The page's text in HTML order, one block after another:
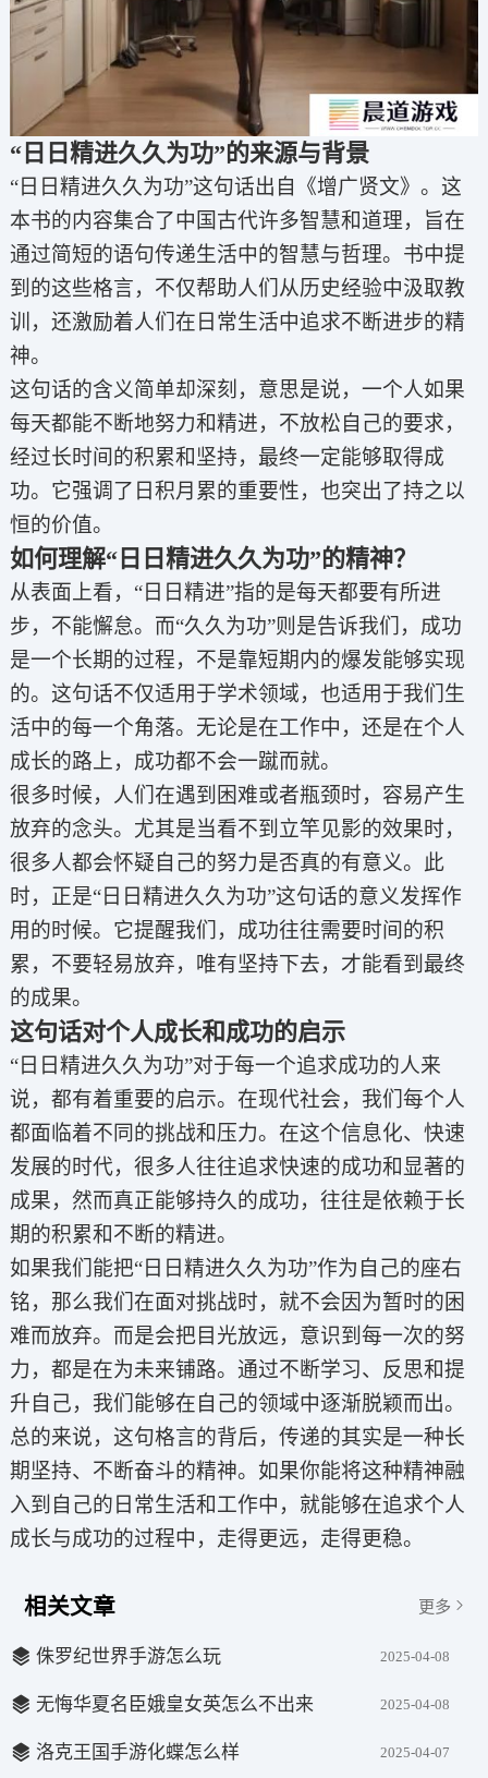
“日日精进久久为功”的来源与背景
“日日精进久久为功”这句话出自《增广贤文》。这
本书的内容集合了中国古代许多智慧和道理，旨在
通过简短的语句传递生活中的智慧与哲理。书中提
到的这些格言，不仅帮助人们从历史经验中汲取教
训，还激励着人们在日常生活中追求不断进步的精
神。
这句话的含义简单却深刻，意思是说，一个人如果
每天都能不断地努力和精进，不放松自己的要求，
经过长时间的积累和坚持，最终一定能够取得成
功。它强调了日积月累的重要性，也突出了持之以
恒的价值。
如何理解“日日精进久久为功”的精神？
从表面上看，“日日精进”指的是每天都要有所进
步，不能懈怠。而“久久为功”则是告诉我们，成功
是一个长期的过程，不是靠短期内的爆发能够实现
的。这句话不仅适用于学术领域，也适用于我们生
活中的每一个角落。无论是在工作中，还是在个人
成长的路上，成功都不会一蹴而就。
很多时候，人们在遇到困难或者瓶颈时，容易产生
放弃的念头。尤其是当看不到立竿见影的效果时，
很多人都会怀疑自己的努力是否真的有意义。此
时，正是“日日精进久久为功”这句话的意义发挥作
用的时候。它提醒我们，成功往往需要时间的积
累，不要轻易放弃，唯有坚持下去，才能看到最终
的成果。
这句话对个人成长和成功的启示
“日日精进久久为功”对于每一个追求成功的人来
说，都有着重要的启示。在现代社会，我们每个人
都面临着不同的挑战和压力。在这个信息化、快速
发展的时代，很多人往往追求快速的成功和显著的
成果，然而真正能够持久的成功，往往是依赖于长
期的积累和不断的精进。
如果我们能把“日日精进久久为功”作为自己的座右
铭，那么我们在面对挑战时，就不会因为暂时的困
难而放弃。而是会把目光放远，意识到每一次的努
力，都是在为未来铺路。通过不断学习、反思和提
升自己，我们能够在自己的领域中逐渐脱颖而出。
总的来说，这句格言的背后，传递的其实是一种长
期坚持、不断奋斗的精神。如果你能将这种精神融
入到自己的日常生活和工作中，就能够在追求个人
成长与成功的过程中，走得更远，走得更稳。
相关文章 更多
侏罗纪世界手游怎么玩 2025-04-08
无悔华夏名臣娥皇女英怎么不出来 2025-04-08
洛克王国手游化蝶怎么样 2025-04-07